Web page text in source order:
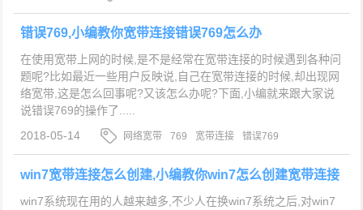
错误769,小编教你宽带连接错误769怎么办
在使用宽带上网的时候,是不是经常在宽带连接的时候遇到各种问
题呢?比如最近一些用户反映说,自己在宽带连接的时候,却出现网
络宽带,这是怎么回事呢?又该怎么办呢?下面,小编就来跟大家说
说错误769的操作了.....
2018-05-14
网络宽带 769 宽带连接 错误769
win7宽带连接怎么创建,小编教你win7怎么创建宽带连接
win7系统现在用的人越来越多,不少人在换win7系统之后,对win7